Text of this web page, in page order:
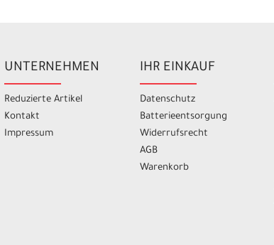
UNTERNEHMEN
Reduzierte Artikel
Kontakt
Impressum
IHR EINKAUF
Datenschutz
Batterieentsorgung
Widerrufsrecht
AGB
Warenkorb